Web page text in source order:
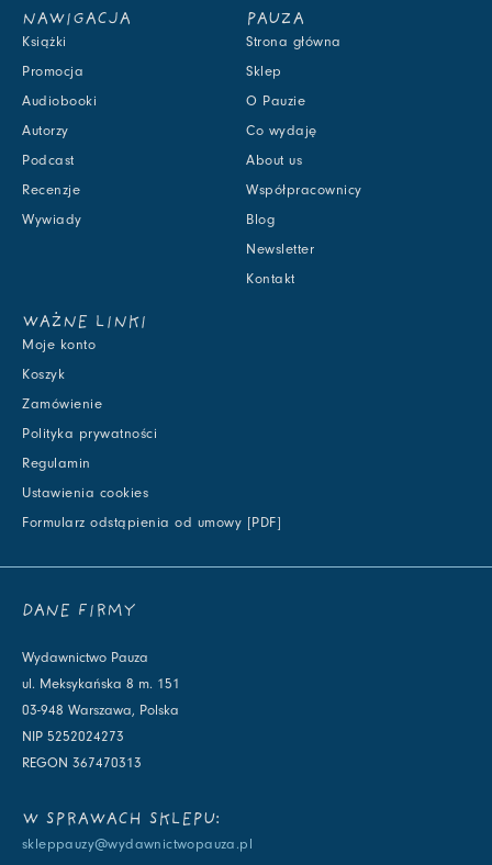
NAWIGACJA
Książki
Promocja
Audiobooki
Autorzy
Podcast
Recenzje
Wywiady
PAUZA
Strona główna
Sklep
O Pauzie
Co wydaję
About us
Współpracownicy
Blog
Newsletter
Kontakt
WAŻNE LINKI
Moje konto
Koszyk
Zamówienie
Polityka prywatności
Regulamin
Ustawienia cookies
Formularz odstąpienia od umowy [PDF]
DANE FIRMY
Wydawnictwo Pauza
ul. Meksykańska 8 m. 151
03-948 Warszawa, Polska
NIP 5252024273
REGON 367470313
W SPRAWACH SKLEPU:
skleppauzy@wydawnictwopauza.pl